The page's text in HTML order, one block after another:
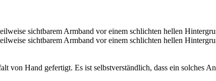
von Hand gefertigt. Es ist selbstverständlich, dass ein solches